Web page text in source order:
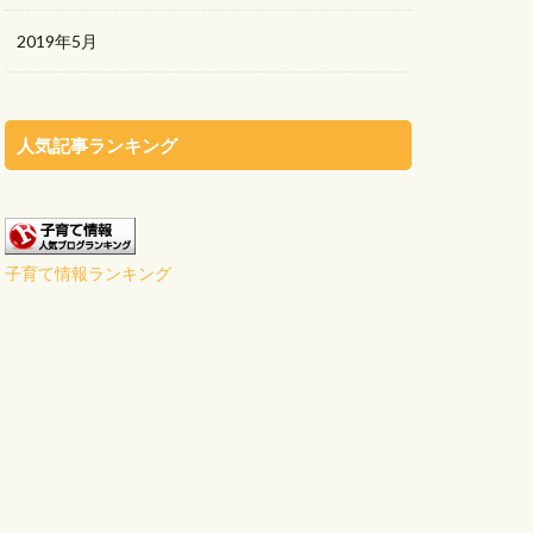
2019年5月
人気記事ランキング
子育て情報ランキング